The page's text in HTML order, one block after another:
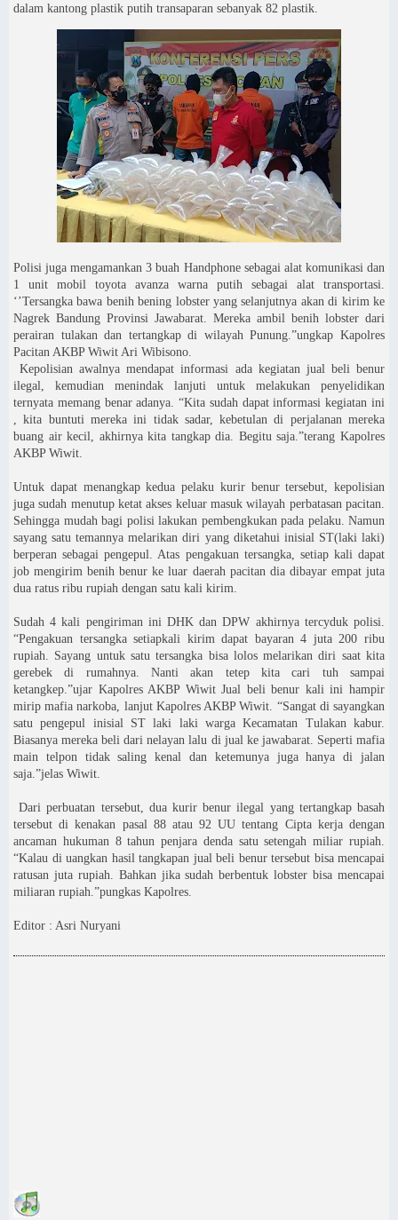
dalam kantong plastik putih transaparan sebanyak 82 plastik.
Polisi juga mengamankan 3 buah Handphone sebagai alat komunikasi dan
1 unit mobil toyota avanza warna putih sebagai alat transportasi.
‘’Tersangka bawa benih bening lobster yang selanjutnya akan di kirim ke
Nagrek Bandung Provinsi Jawabarat. Mereka ambil benih lobster dari
perairan tulakan dan tertangkap di wilayah Punung.”ungkap Kapolres
Pacitan AKBP Wiwit Ari Wibisono.
Kepolisian awalnya mendapat informasi ada kegiatan jual beli benur
ilegal, kemudian menindak lanjuti untuk melakukan penyelidikan
ternyata memang benar adanya. “Kita sudah dapat informasi kegiatan ini
, kita buntuti mereka ini tidak sadar, kebetulan di perjalanan mereka
buang air kecil, akhirnya kita tangkap dia. Begitu saja.”terang Kapolres
AKBP Wiwit.
Untuk dapat menangkap kedua pelaku kurir benur tersebut, kepolisian
juga sudah menutup ketat akses keluar masuk wilayah perbatasan pacitan.
Sehingga mudah bagi polisi lakukan pembengkukan pada pelaku. Namun
sayang satu temannya melarikan diri yang diketahui inisial ST(laki laki)
berperan sebagai pengepul. Atas pengakuan tersangka, setiap kali dapat
job mengirim benih benur ke luar daerah pacitan dia dibayar empat juta
dua ratus ribu rupiah dengan satu kali kirim.
Sudah 4 kali pengiriman ini DHK dan DPW akhirnya tercyduk polisi.
“Pengakuan tersangka setiapkali kirim dapat bayaran 4 juta 200 ribu
rupiah. Sayang untuk satu tersangka bisa lolos melarikan diri saat kita
gerebek di rumahnya. Nanti akan tetep kita cari tuh sampai
ketangkep.”ujar Kapolres AKBP Wiwit Jual beli benur kali ini hampir
mirip mafia narkoba, lanjut Kapolres AKBP Wiwit. “Sangat di sayangkan
satu pengepul inisial ST laki laki warga Kecamatan Tulakan kabur.
Biasanya mereka beli dari nelayan lalu di jual ke jawabarat. Seperti mafia
main telpon tidak saling kenal dan ketemunya juga hanya di jalan
saja.”jelas Wiwit.
Dari perbuatan tersebut, dua kurir benur ilegal yang tertangkap basah
tersebut di kenakan pasal 88 atau 92 UU tentang Cipta kerja dengan
ancaman hukuman 8 tahun penjara denda satu setengah miliar rupiah.
“Kalau di uangkan hasil tangkapan jual beli benur tersebut bisa mencapai
ratusan juta rupiah. Bahkan jika sudah berbentuk lobster bisa mencapai
miliaran rupiah.”pungkas Kapolres.
Editor : Asri Nuryani